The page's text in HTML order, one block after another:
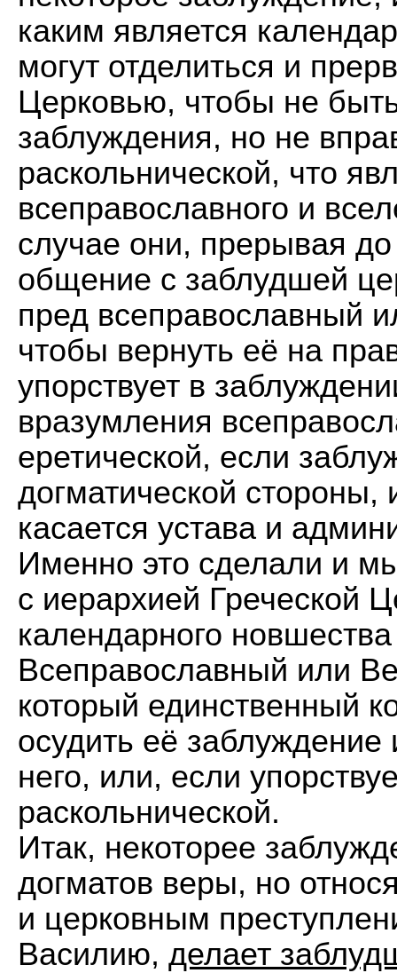
каким является
могут отделиться и
Церковью, чтобы не
заблуждения, но не
раскольнической, что
всеправославного и
случае они, прерывая
общение с заблудшей
пред всеправославный
чтобы вернуть еë на
упорствует в
вразумления
еретической, если
догматической стороны,
касается устава и
Именно это сделали и
с иерархией Греческой
календарного
Всеправославный или
который единственный
осудить еë заблуждение
него, или, если
раскольнической.
Итак, некоторее
догматов веры, но
и церковным
Василию, делает